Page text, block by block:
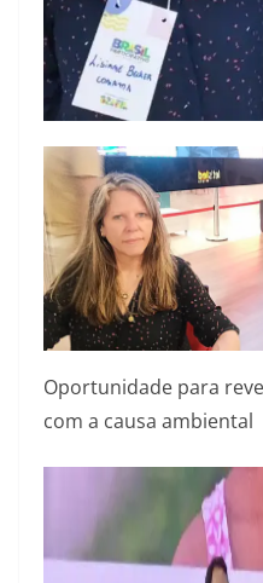
Oportunidade para
com a causa ambiental